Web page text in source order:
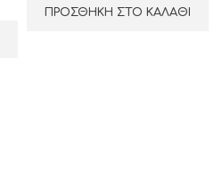
ΠΡΟΣΘΉΚΗ ΣΤΟ ΚΑΛΆΘΙ